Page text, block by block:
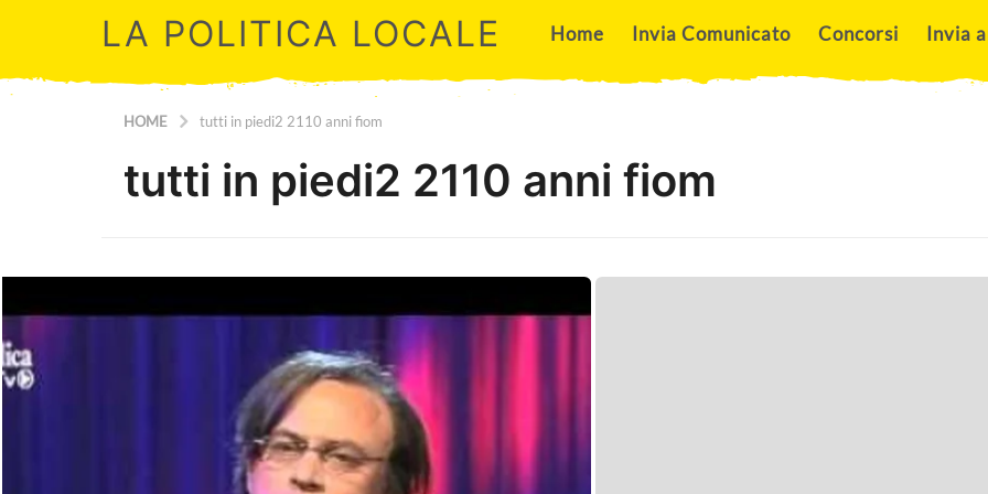
LA POLITICA LOCALE Home Invia Comunicato Concorsi Invia
HOME tutti in piedi2 2110 anni fiom
tutti in piedi2 2110 anni fiom